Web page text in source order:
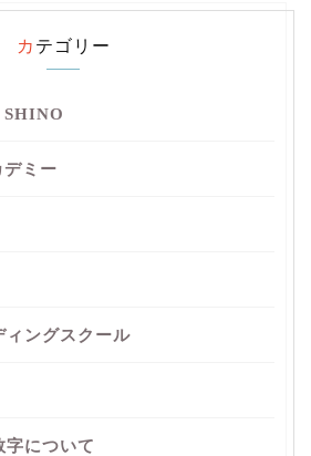
カテゴリー
デミー
ィングスクール
字について